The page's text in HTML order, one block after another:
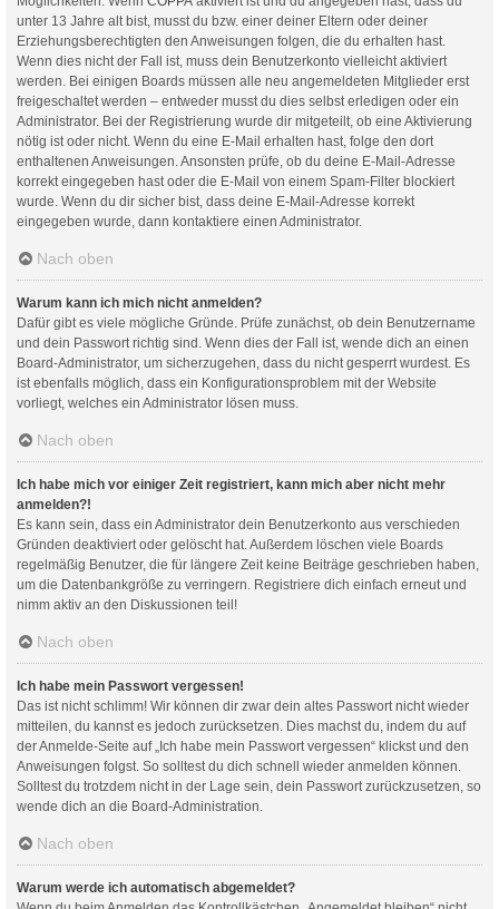
unter 13 Jahre alt bist, musst du bzw. einer deiner Eltern oder deiner
Erziehungsberechtigten den Anweisungen folgen, die du erhalten hast.
Wenn dies nicht der Fall ist, muss dein Benutzerkonto vielleicht aktiviert
werden. Bei einigen Boards müssen alle neu angemeldeten Mitglieder erst
freigeschaltet werden – entweder musst du dies selbst erledigen oder ein
Administrator. Bei der Registrierung wurde dir mitgeteilt, ob eine Aktivierung
nötig ist oder nicht. Wenn du eine E-Mail erhalten hast, folge den dort
enthaltenen Anweisungen. Ansonsten prüfe, ob du deine E-Mail-Adresse
korrekt eingegeben hast oder die E-Mail von einem Spam-Filter blockiert
wurde. Wenn du dir sicher bist, dass deine E-Mail-Adresse korrekt
eingegeben wurde, dann kontaktiere einen Administrator.
Nach oben
Warum kann ich mich nicht anmelden?
Dafür gibt es viele mögliche Gründe. Prüfe zunächst, ob dein Benutzername
und dein Passwort richtig sind. Wenn dies der Fall ist, wende dich an einen
Board-Administrator, um sicherzugehen, dass du nicht gesperrt wurdest. Es
ist ebenfalls möglich, dass ein Konfigurationsproblem mit der Website
vorliegt, welches ein Administrator lösen muss.
Nach oben
Ich habe mich vor einiger Zeit registriert, kann mich aber nicht mehr
anmelden?!
Es kann sein, dass ein Administrator dein Benutzerkonto aus verschieden
Gründen deaktiviert oder gelöscht hat. Außerdem löschen viele Boards
regelmäßig Benutzer, die für längere Zeit keine Beiträge geschrieben haben,
um die Datenbankgröße zu verringern. Registriere dich einfach erneut und
nimm aktiv an den Diskussionen teil!
Nach oben
Ich habe mein Passwort vergessen!
Das ist nicht schlimm! Wir können dir zwar dein altes Passwort nicht wieder
mitteilen, du kannst es jedoch zurücksetzen. Dies machst du, indem du auf
der Anmelde-Seite auf „Ich habe mein Passwort vergessen“ klickst und den
Anweisungen folgst. So solltest du dich schnell wieder anmelden können.
Solltest du trotzdem nicht in der Lage sein, dein Passwort zurückzusetzen, so
wende dich an die Board-Administration.
Nach oben
Warum werde ich automatisch abgemeldet?